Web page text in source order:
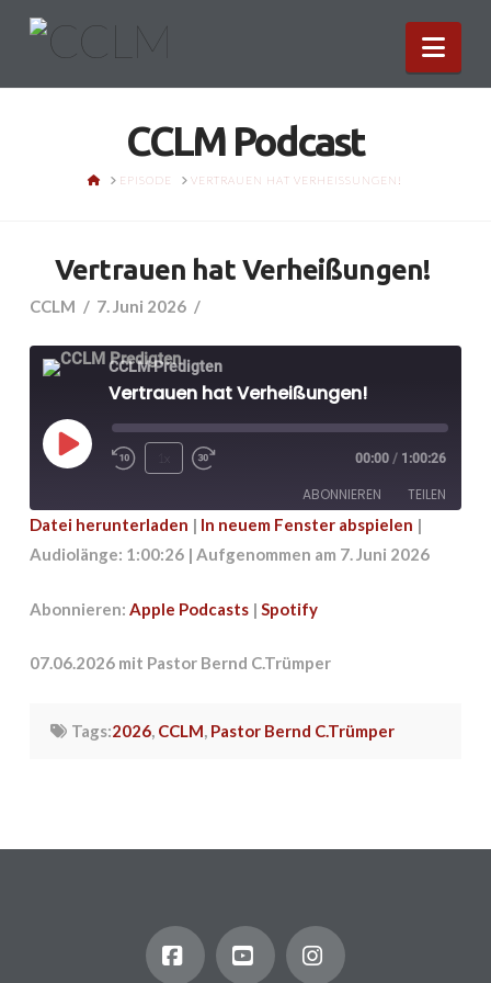
CCLM Podcast
HOMEEPISODE VERTRAUEN HAT VERHEISSUNGEN!
Vertrauen hat Verheißungen!
CCLM 7. Juni 2026
CCLM Predigten
Vertrauen hat Verheißungen!
Play
00:00 / 1:00:26
ABONNIEREN TEILEN
Apple Podcasts Spotify
TEILEN
LINK
Datei herunterladen | In neuem Fenster abspielen |
Audiolänge: 1:00:26| Aufgenommen am 7. Juni 2026
Abonnieren: Apple Podcasts| Spotify
07.06.2026 mit Pastor Bernd C.Trümper
Tags:2026 CCLM Pastor Bernd C.Trümper